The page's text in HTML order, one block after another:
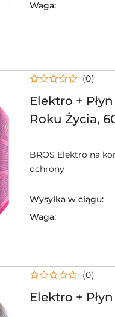
Waga:
Elektro +
Roku Życia,
(0)
BROS Elektro na
ochrony
Wysyłka w ciągu:
Waga:
Elektro +
(0)